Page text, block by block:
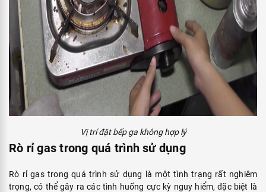
Vị trí đặt bếp ga không hợp lý
Rò rỉ gas trong quá trình sử dụng
Rò rỉ gas trong quá trình sử dụng là một tình trạng rất nghiêm
trọng, có thể gây ra các tình huống cực kỳ nguy hiểm, đặc biệt là